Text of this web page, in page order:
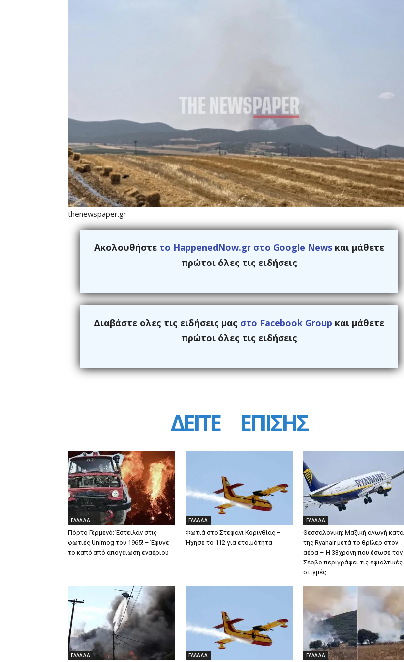
thenewspaper.gr
Ακολουθήστε το HappenedNow.gr στο Google Newsκαι μάθετε
πρώτοι όλες τις ειδήσεις
Διαβάστε ολες τις ειδήσεις μας στο Facebook Group και μάθετε
πρώτοι όλες τις ειδήσεις
ΔΕΙΤΕ ΕΠΙΣΗΣ
ΕΛΛΑΔΑ
Πόρτο Γερμενό: Έστειλαν στις
φωτιές Unimog του 1965! – Έφυγε
το καπό από απογείωση εναέριου
ΕΛΛΑΔΑ
Φωτιά στο Στεφάνι Κορινθίας –
Ήχησε το 112 για ετοιμότητα
ΕΛΛΑΔΑ
Θεσσαλονίκη: Μαζική αγωγή κατά
της Ryanair μετά το θρίλερ στον
αέρα – Η 33χρονη που έσωσε τον
Σέρβο περιγράφει τις εφιαλτικές
στιγμές
ΕΛΛΑΔΑ ΕΛΛΑΔΑ ΕΛΛΑΔΑ